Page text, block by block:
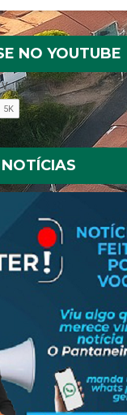
NO YOUTUBE